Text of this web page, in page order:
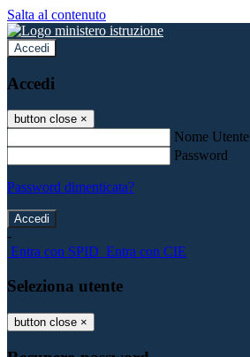
Salta al contenuto
Accedi
Accedi
button close ×
Nome Utente
Password
Password dimenticata?
-
Entra con SPID Entra con CIE
Seleziona utente
button close ×